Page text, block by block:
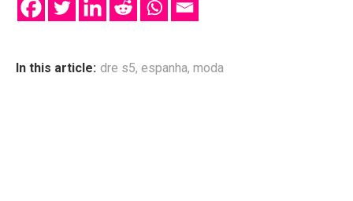
In this article: dre s5, espanha, moda